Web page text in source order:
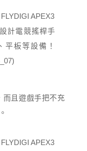
而且遊戲手把不充